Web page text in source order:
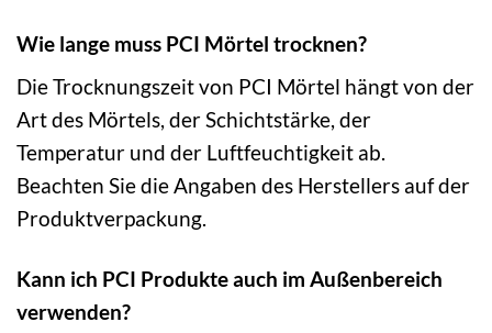
Wie lange muss PCI Mörtel trocknen?
Die Trocknungszeit von PCI Mörtel hängt von der
Art des Mörtels, der Schichtstärke, der
Temperatur und der Luftfeuchtigkeit ab.
Beachten Sie die Angaben des Herstellers auf der
Produktverpackung.
Kann ich PCI Produkte auch im Außenbereich
verwenden?